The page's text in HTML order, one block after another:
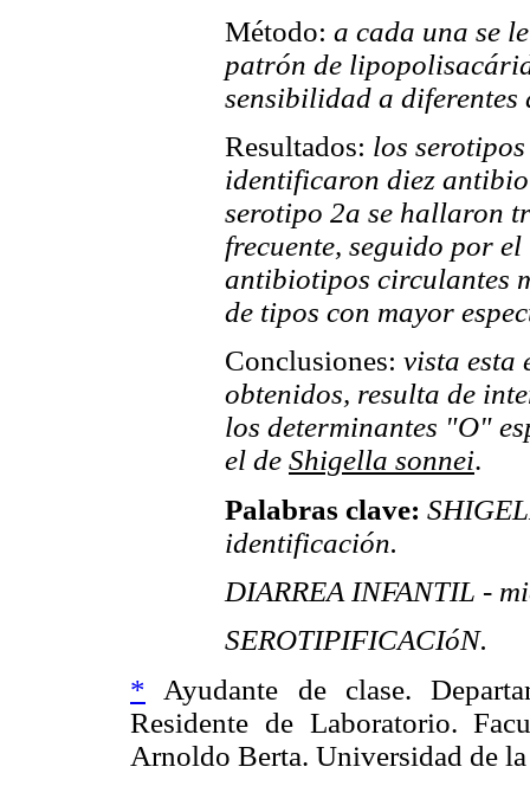
Método: a cada una se
patrón de
sensibilidad a
Resultados: los
identificaron diez
serotipo 2a se hallaron
frecuente, seguido por
antibiotipos circulantes
de tipos con mayor
Conclusiones: vista esta
obtenidos, resulta de
los determinantes "O"
el de Shigella sonnei.
Palabras clave:
identificación.
DIARREA INFANTIL -
SEROTIPIFICACIóN.
* Ayudante de clase.
Residente de Laboratorio.
Arnoldo Berta. Universidad de